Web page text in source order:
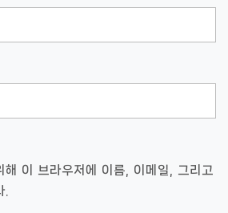
해 이 브라우저에 이름, 이메일, 그리고